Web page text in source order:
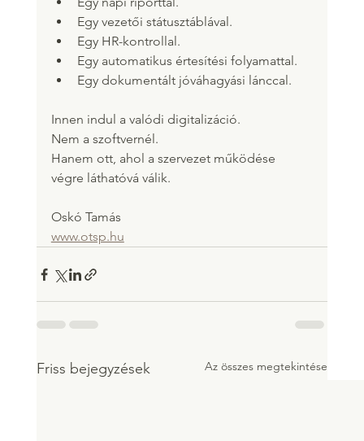
Egy vezetői státusztáblával.
Egy HR-kontrollal.
Egy automatikus értesítési folyamattal.
Egy dokumentált jóváhagyási lánccal.
Innen indul a valódi digitalizáció.
Nem a szoftvernél.
Hanem ott, ahol a szervezet működése
végre láthatóvá válik.
Oskó Tamás
www.otsp.hu
Friss bejegyzések Az összes megtekintése